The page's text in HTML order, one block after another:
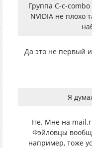
Группа C-c-
NVIDIA не плохо
Да это не первый
Я
Не. Мне на
Фэйловцы
например, тоже